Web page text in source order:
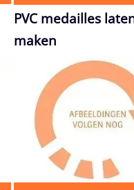
PVC medailles
maken